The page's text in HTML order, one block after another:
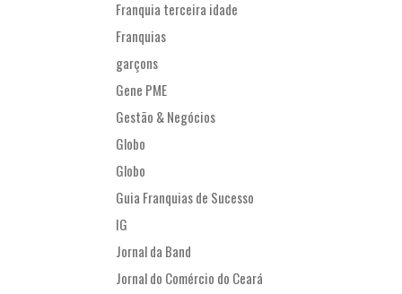
Franquia terceira idade
Franquias
garçons
Gene PME
Gestão & Negócios
Globo
Globo
Guia Franquias de Sucesso
IG
Jornal da Band
Jornal do Comércio do Ceará